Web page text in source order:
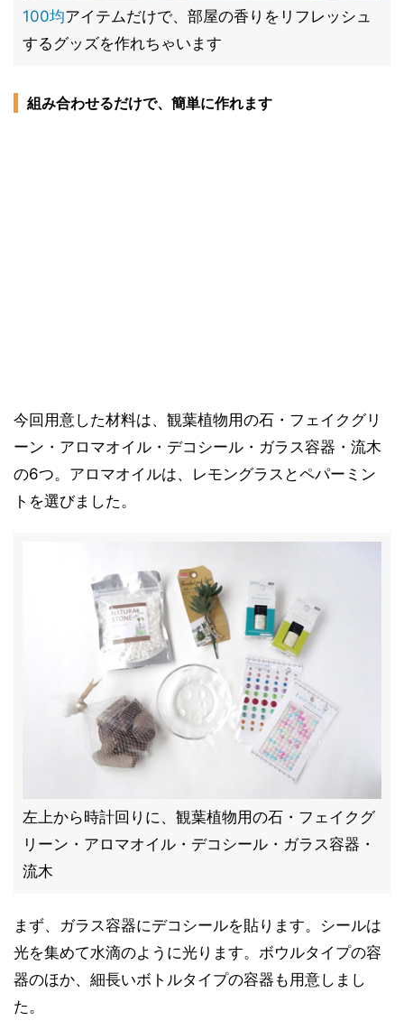
100均アイテムだけで、部屋の香りをリフレッシュ
するグッズを作れちゃいます
組み合わせるだけで、簡単に作れます
今回用意した材料は、観葉植物用の石・フェイクグリ
ーン・アロマオイル・デコシール・ガラス容器・流木
の6つ。アロマオイルは、レモングラスとペパーミン
トを選びました。
左上から時計回りに、観葉植物用の石・フェイクグ
リーン・アロマオイル・デコシール・ガラス容器・
流木
まず、ガラス容器にデコシールを貼ります。シールは
光を集めて水滴のように光ります。ボウルタイプの容
器のほか、細長いボトルタイプの容器も用意しまし
た。